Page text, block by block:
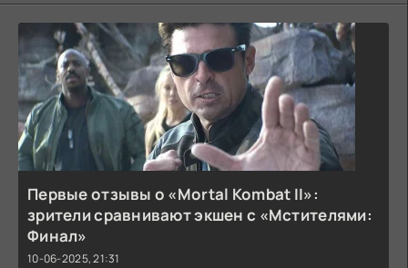
Первые отзывы о «Mortal Kombat II»:
зрители сравнивают экшен с «Мстителями:
Финал»
10-06-2025, 21:31